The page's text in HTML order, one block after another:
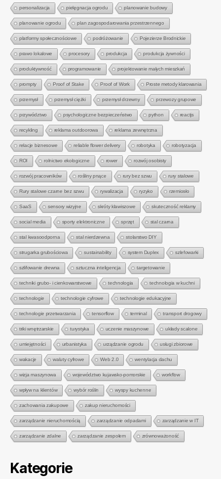
personalizacja pielęgnacja ogrodu planowanie budowy
planowanie ogrodu plan zagospodarowania przestrzennego
platformy społecznościowe podróżowanie Pojezierze Brodnickie
prawo lokalowe procesory produkcja produkcja żywności
produktywność programowanie projektowanie małych mieszkań
prompty Proof of Stake Proof of Work Proste metody klarowania
przemysł przemysł ciężki przemysł drzewny przewozy grupowe
przywództwo psychologiczne bezpieczeństwo python reactjs
recykling reklama outdoorowa reklama zewnętrzna
relacje biznesowe reliable flower delivery robotyka robotyzacja
ROI rolnictwo ekologiczne rower rozwój osobisty
rozwój pracowników rośliny pnące rury bez szwu rury stalowe
Rury stalowe czarne bez szwu rywalizacja ryzyko rzemiosło
SaaS sensory wizyjne skróty klawiszowe skuteczność reklamy
social media sporty elektroniczne sprzęt stal czarna
stal kwasoodporna stal nierdzewna stolarstwo DIY
strugarka grubościowa sustainability system Duplex szlefowarki
szlifowanie drewna sztuczna inteligencja targetowanie
techniki grubo- i cienkowarstwowe technologia technologia w kuchni
technologie technologie cyfrowe technologie edukacyjne
technologie przetwarzania tensorflow terminal transport drogowy
triki wnętrzarskie turystyka uczenie maszynowe układy scalone
umiejętności urbanistyka urządzanie ogrodu usługi zbiorowe
wakacje waluty cyfrowe Web 2.0 wentylacja dachu
wizja maszynowa województwo kujawsko-pomorskie workflow
wpływ na klientów wybór roślin wyspy kuchenne
zachowania zakupowe zakup nieruchomości
zarządzanie nieruchomością zarządzanie odpadami zarządzanie w IT
zarządzanie zdalne zarządzanie zespołem zrównoważoność
Kategorie